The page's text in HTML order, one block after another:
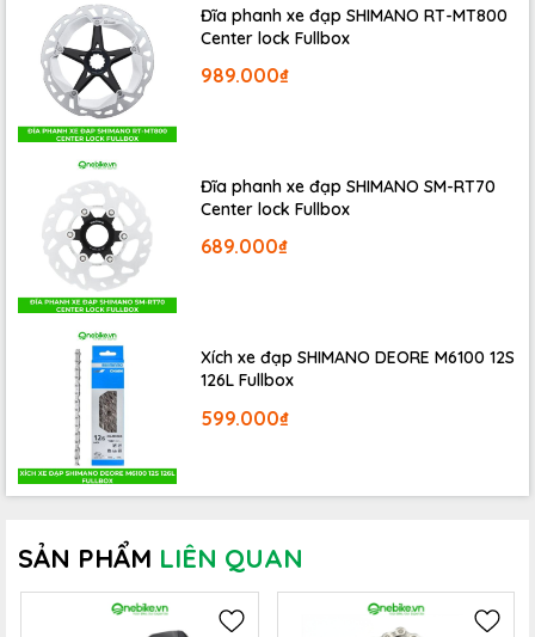
Đĩa phanh xe đạp SHIMANO RT-MT800
Center lock Fullbox
989.000₫
Đĩa phanh xe đạp SHIMANO SM-RT70
Center lock Fullbox
689.000₫
Xích xe đạp SHIMANO DEORE M6100 12S
126L Fullbox
599.000₫
SẢN PHẨM LIÊN QUAN